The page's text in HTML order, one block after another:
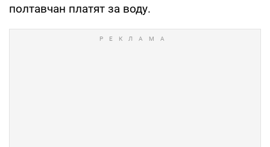
полтавчан платят за воду.